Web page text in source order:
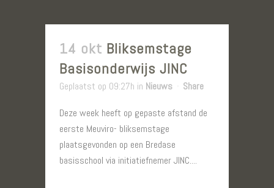
14 okt Bliksemstage
Basisonderwijs JINC
Geplaatst op 09:27h in Nieuws Share
Deze week heeft op gepaste afstand de
eerste Meuviro- bliksemstage
plaatsgevonden op een Bredase
basisschool via initiatiefnemer JINC....